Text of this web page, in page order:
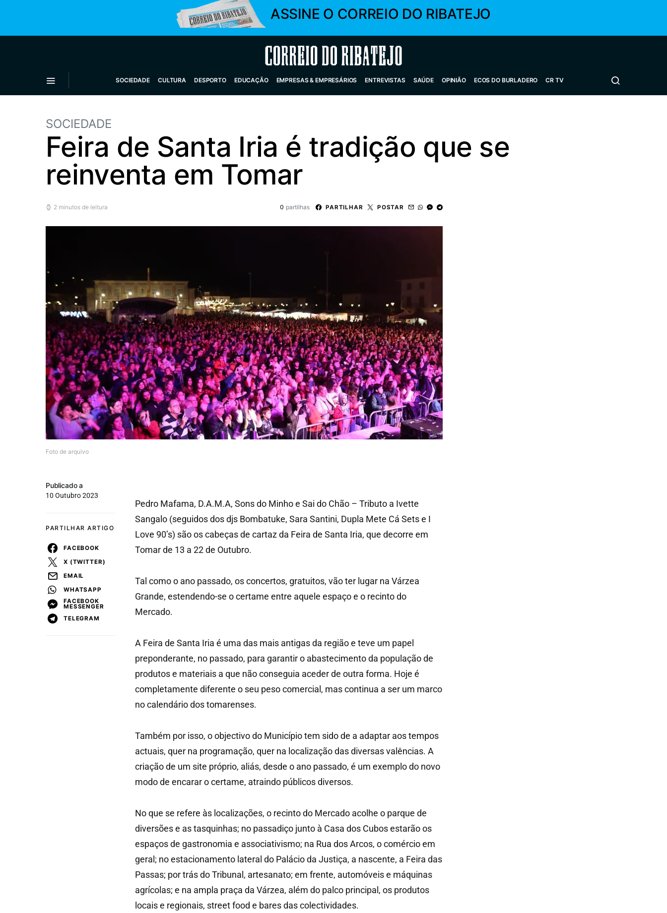
ASSINE O CORREIO DO RIBATEJO
Correio do Ribatejo
SOCIEDADE CULTURA DESPORTO EDUCAÇÃO EMPRESAS & EMPRESÁRIOS ENTREVISTAS SAÚDE OPINIÃO ECOS DO BURLADERO CR TV
SOCIEDADE
Feira de Santa Iria é tradição que se
reinventa em Tomar
2 minutos de leitura 0 partilhas PARTILHAR POSTAR
Foto de arquivo
Publicado a
10 Outubro 2023
PARTILHAR ARTIGO
FACEBOOK
X (TWITTER)
EMAIL
WHATSAPP
FACEBOOK
MESSENGER
TELEGRAM
Pedro Mafama, D.A.M.A, Sons do Minho e Sai do Chão – Tributo a Ivette
Sangalo (seguidos dos djs Bombatuke, Sara Santini, Dupla Mete Cá Sets e I
Love 90’s) são os cabeças de cartaz da Feira de Santa Iria, que decorre em
Tomar de 13 a 22 de Outubro.
Tal como o ano passado, os concertos, gratuitos, vão ter lugar na Várzea
Grande, estendendo-se o certame entre aquele espaço e o recinto do
Mercado.
A Feira de Santa Iria é uma das mais antigas da região e teve um papel
preponderante, no passado, para garantir o abastecimento da população de
produtos e materiais a que não conseguia aceder de outra forma. Hoje é
completamente diferente o seu peso comercial, mas continua a ser um marco
no calendário dos tomarenses.
Também por isso, o objectivo do Município tem sido de a adaptar aos tempos
actuais, quer na programação, quer na localização das diversas valências. A
criação de um site próprio, aliás, desde o ano passado, é um exemplo do novo
modo de encarar o certame, atraindo públicos diversos.
No que se refere às localizações, o recinto do Mercado acolhe o parque de
diversões e as tasquinhas; no passadiço junto à Casa dos Cubos estarão os
espaços de gastronomia e associativismo; na Rua dos Arcos, o comércio em
geral; no estacionamento lateral do Palácio da Justiça, a nascente, a Feira das
Passas; por trás do Tribunal, artesanato; em frente, automóveis e máquinas
agrícolas; e na ampla praça da Várzea, além do palco principal, os produtos
locais e regionais, street food e bares das colectividades.